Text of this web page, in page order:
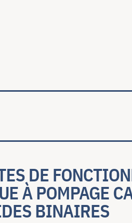
DE
À POMPAGE
BINAIRES